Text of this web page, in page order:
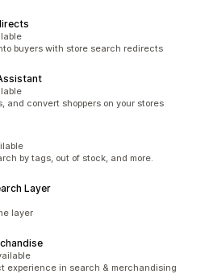
buyers with store search redirects
and convert shoppers on your stores
by tags, out of stock, and more.
Layer
layer
experience in search & merchandising